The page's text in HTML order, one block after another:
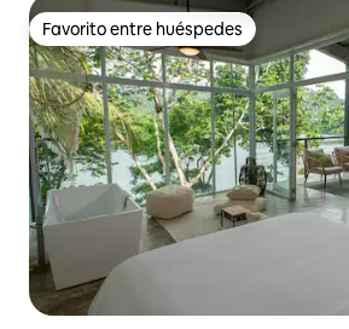
Favorito entre huéspedes
Favorito entre huéspedes